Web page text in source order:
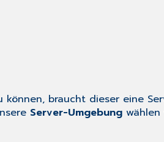
können, braucht dieser eine
Server-Umgebung